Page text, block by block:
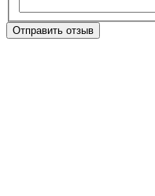
Отправить отзыв